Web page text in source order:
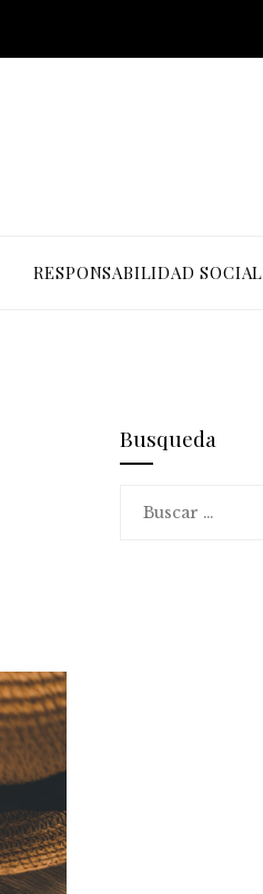
RESPONSABILIDAD SOCIAL
Busqueda